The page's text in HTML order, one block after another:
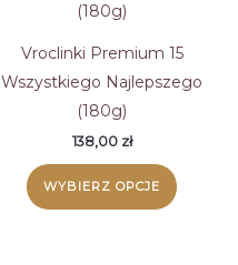
Vroclinki Premium 15
Wszystkiego Najlepszego
(180g)
138,00 zł
WYBIERZ OPCJE